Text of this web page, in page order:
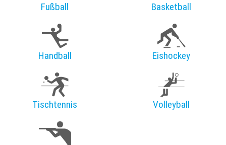
Fußball Basketball
Handball Eishockey
Tischtennis Volleyball